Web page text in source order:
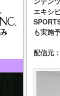
エキシ
も実施
配信元：